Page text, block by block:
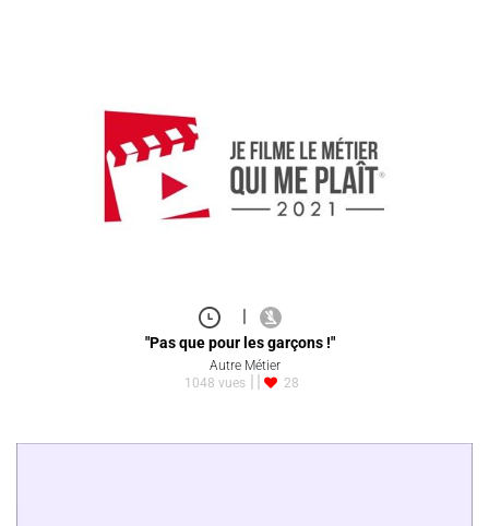
|
"Pas que pour les garçons !"
Autre Métier
1048 vues
28